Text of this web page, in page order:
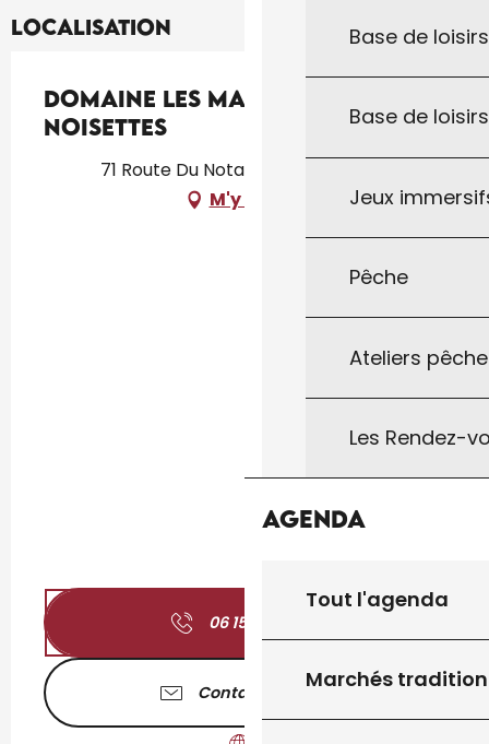
Base de
Base de
Jeux
Pêche
Ateliers
Les Rendez-
Agenda
Tout l'agenda
Marchés
Localisation
Domaine Les Maurelles :
Noisettes
71 Route Du Notaire, 46300 Milhac
M'y rendre
06 15 87 24
Contactez-nous